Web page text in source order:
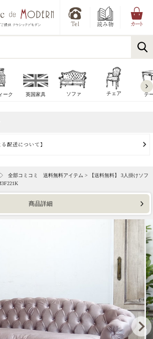
ーク 英国家具 ソファ チェア テ
全部コミコミ 送料無料アイテム > 【送料無料】 3人掛けソフ
商品詳細